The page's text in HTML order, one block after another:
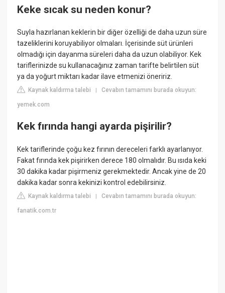
Keke sıcak su neden konur?
Suyla hazırlanan keklerin bir diğer özelliği de daha uzun süre
tazeliklerini koruyabiliyor olmaları. İçerisinde süt ürünleri
olmadığı için dayanma süreleri daha da uzun olabiliyor. Kek
tariflerinizde su kullanacağınız zaman tarifte belirtilen süt
ya da yoğurt miktarı kadar ilave etmenizi öneririz.
Kaynak kaldırma talebi |Cevabın tamamını burada okuyun:
yemek.com
Kek fırında hangi ayarda pişirilir?
Kek tariflerinde çoğu kez fırının dereceleri farklı ayarlanıyor.
Fakat fırında kek pişirirken derece 180 olmalıdır. Bu ısıda keki
30 dakika kadar pişirmeniz gerekmektedir. Ancak yine de 20
dakika kadar sonra kekinizi kontrol edebilirsiniz.
Kaynak kaldırma talebi |Cevabın tamamını burada okuyun:
fanatik.com.tr